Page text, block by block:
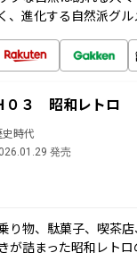
、進化する自然派グル
０３ 昭和レトロ
史時代
発売
り物、駄菓子、喫茶
が詰まった昭和レト